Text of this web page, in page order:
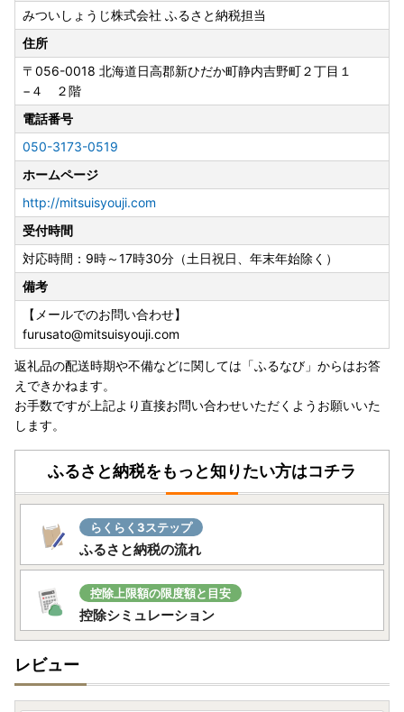
みついしょうじ株式会社 ふるさと納税担当
住所
〒056-0018 北海道日高郡新ひだか町静内吉野町２丁目１
−４ ２階
電話番号
050-3173-0519
ホームページ
http://mitsuisyouji.com
受付時間
対応時間：9時～17時30分（土日祝日、年末年始除く）
備考
【メールでのお問い合わせ】
furusato@mitsuisyouji.com
返礼品の配送時期や不備などに関しては「ふるなび」からはお答
えできかねます。
お手数ですが上記より直接お問い合わせいただくようお願いいた
します。
ふるさと納税をもっと知りたい方はコチラ
らくらく3ステップ
ふるさと納税の流れ
控除上限額の限度額と目安
控除シミュレーション
レビュー